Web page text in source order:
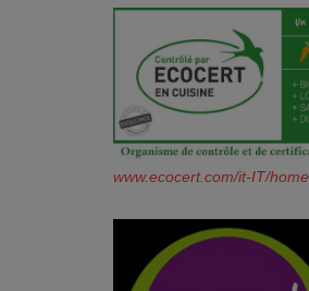
www.ecocert.com/it-IT/home